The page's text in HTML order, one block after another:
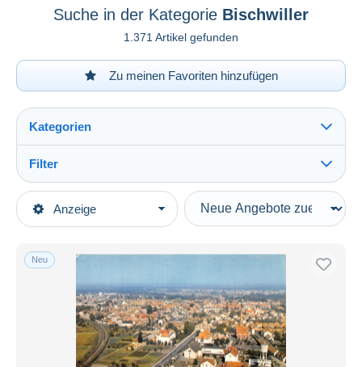
Suche in der Kategorie Bischwiller
1.371 Artikel gefunden
Zu meinen Favoriten hinzufügen
Anzeige
Kategorien
Hauptkategorien
Europa
[67] Bas Rhin
Bischwiller
Filter
Art der Verkäufe
Laufende Angebote
Auktionen ohne Gebote
Auktionshäuser
Verkauft
Neu